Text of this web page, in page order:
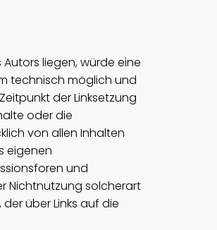
liegen, würde eine
technisch möglich und
der Linksetzung
oder die
von allen Inhalten
eigenen
und
Nichtnutzung solcherart
über Links auf die